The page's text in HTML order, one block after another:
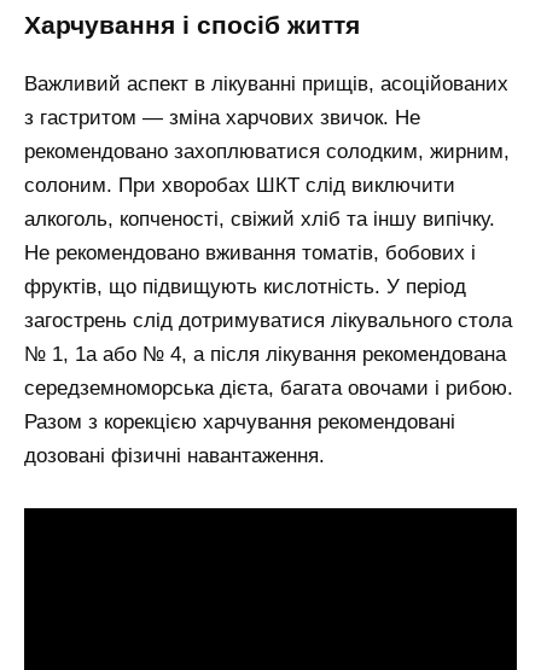
харчування і спосіб життя
Важливий аспект в лікуванні прищів, асоційованих
з гастритом — зміна харчових звичок. Не
рекомендовано захоплюватися солодким, жирним,
солоним. При хворобах ШКТ слід виключити
алкоголь, копченості, свіжий хліб та іншу випічку.
Не рекомендовано вживання томатів, бобових і
фруктів, що підвищують кислотність. У період
загострень слід дотримуватися лікувального стола
№ 1, 1а або № 4, а після лікування рекомендована
середземноморська дієта, багата овочами і рибою.
Разом з корекцією харчування рекомендовані
дозовані фізичні навантаження.